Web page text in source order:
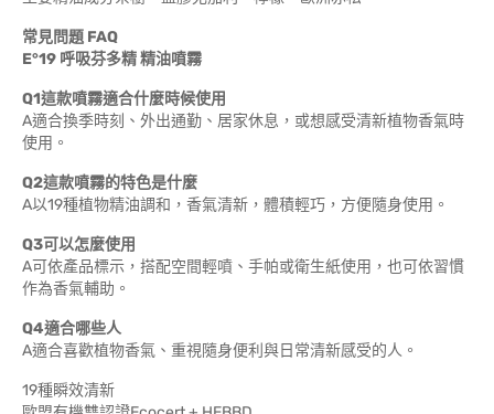
常見問題 FAQ
E°19 呼吸芬多精 精油噴霧
Q1這款噴霧適合什麼時候使用
A適合換季時刻、外出通勤、居家休息，或想感受清新植物香氣時
使用。
Q2這款噴霧的特色是什麼
A以19種植物精油調和，香氣清新，體積輕巧，方便隨身使用。
Q3可以怎麼使用
A可依產品標示，搭配空間輕噴、手帕或衛生紙使用，也可依習慣
作為香氣輔助。
Q4適合哪些人
A適合喜歡植物香氣、重視隨身便利與日常清新感受的人。
19種瞬效清新